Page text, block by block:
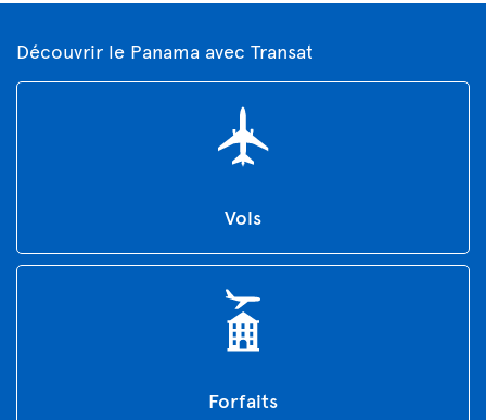
Découvrir le Panama avec Transat
Vols
Forfaits